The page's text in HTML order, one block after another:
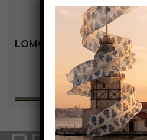
LOMOND KOLEKSIYONU